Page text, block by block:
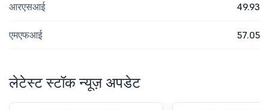
आरएसआई 49.93
एमएफआई 57.05
लेटेस्ट स्टॉक न्यूज़ अपडेट